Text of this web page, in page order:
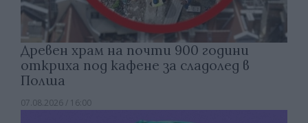
Древен храм на почти 900 години
откриха под кафене за сладолед в
Полша
07.08.2026 / 16:00